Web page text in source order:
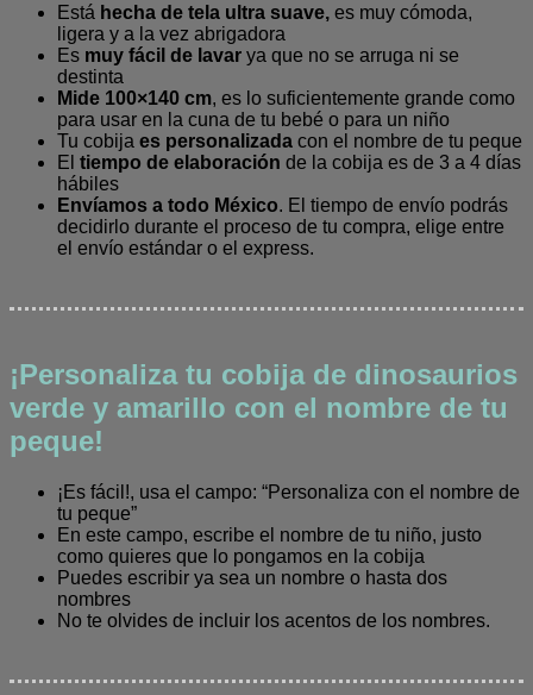
Está hecha de tela ultra suave, es muy cómoda,
ligera y a la vez abrigadora
Es muy fácil de lavar ya que no se arruga ni se
destinta
Mide 100×140 cm, es lo suficientemente grande como
para usar en la cuna de tu bebé o para un niño
Tu cobija es personalizada con el nombre de tu peque
El tiempo de elaboración de la cobija es de 3 a 4 días
hábiles
Envíamos a todo México. El tiempo de envío podrás
decidirlo durante el proceso de tu compra, elige entre
el envío estándar o el express.
¡Personaliza tu cobija de dinosaurios
verde y amarillo con el nombre de tu
peque!
¡Es fácil!, usa el campo: “Personaliza con el nombre de
tu peque”
En este campo, escribe el nombre de tu niño, justo
como quieres que lo pongamos en la cobija
Puedes escribir ya sea un nombre o hasta dos
nombres
No te olvides de incluir los acentos de los nombres.